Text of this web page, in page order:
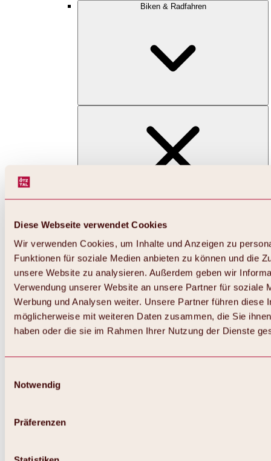
Diese Webseite verwendet Cookies
Wir verwenden Cookies, um Inhalte und Anzeigen zu
Funktionen für soziale Medien anbieten zu können und die
unsere Website zu analysieren. Außerdem geben wir
Verwendung unserer Website an unsere Partner für soziale
Werbung und Analysen weiter. Unsere Partner führen diese
möglicherweise mit weiteren Daten zusammen, die Sie
haben oder die sie im Rahmen Ihrer Nutzung der Dienste
Notwendig
Präferenzen
Biken & Radfahren